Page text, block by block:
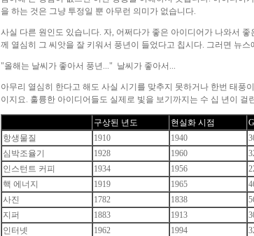
을 하는 것은 그냥 투정일 뿐 아무런 의미가 없습니다.
사실 다른 원인도 있습니다. 자, 어쩌다가 좋은 아이디어가 나와서
께 열심히 그 씨앗을 잘 키워서 풍년이 들었다고 칩시다. 그러면 뉴스
"올해는 날씨가 좋아서 풍년..." 날씨가 좋아서...
아무리 열심히 한다고 해도 사실 시기를 맞추지 못하거나 한번 태풍
이지요. 훌륭한 아이디어들도 실제로 빛을 보기까지는 수 십 년이 걸
구상된 년도 현실화 시점
항생물질
1910 1940
심박조율기
1928 1960
인스턴트 커피
1934 1956
핵 에너지
1919 1965
사진
1782 1838
지퍼
1883 1913
인터넷
1962 1994